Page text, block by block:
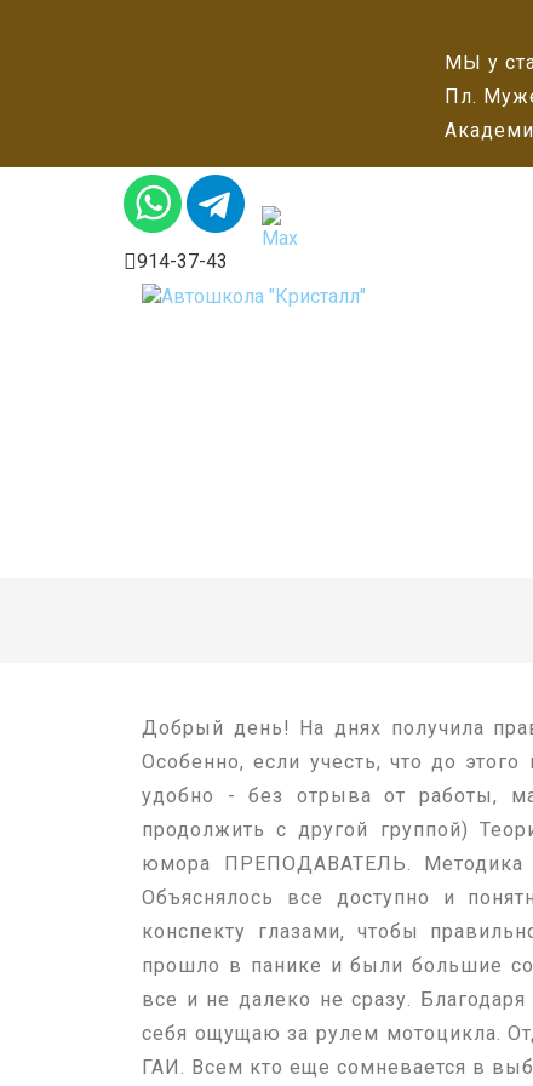
МЫ у
Пл.
914-37-43
Добрый день! На днях получила
Особенно, если учесть, что до
удобно - без отрыва от работы,
продолжить с другой группой)
юмора ПРЕПОДАВАТЕЛЬ. Методика
Объяснялось все доступно и
конспекту глазами, чтобы
прошло в панике и были большие
все и не далеко не сразу.
себя ощущаю за рулем мотоцикла.
ГАИ. Всем кто еще сомневается в